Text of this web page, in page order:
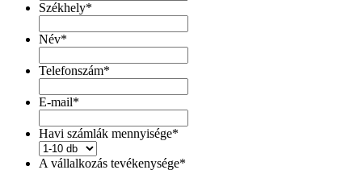
Székhely*
Név*
Telefonszám*
E-mail*
Havi számlák mennyisége*
A vállalkozás tevékenysége*